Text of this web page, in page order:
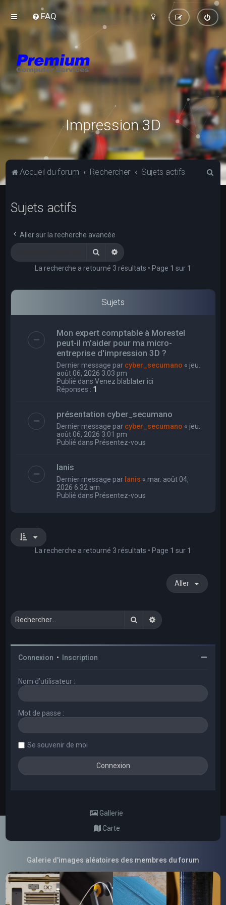
FAQ
Impression 3D
Accueil du forum Rechercher Sujets actifs
Sujets actifs
Aller sur la recherche avancée
RechercherRecherche avancée
La recherche a retourné 3 résultats • Page 1 sur 1
Sujets
Mon expert comptable à Morestel
peut-il m'aider pour ma micro-
entreprise d'impression 3D ?
Dernier message par cyber_secumano « jeu.
août 06, 2026 3:03 pm
Publié dansVenez blablater ici
Réponses : 1
présentation cyber_secumano
Dernier message par cyber_secumano « jeu.
août 06, 2026 3:01 pm
Publié dans Présentez-vous
Ianis
Dernier message par Ianis « mar. août 04,
2026 6:32 am
Publié dans Présentez-vous
La recherche a retourné 3 résultats • Page 1 sur 1
Aller
RechercherRecherche avancée
Connexion • Inscription
Nom d’utilisateur :
Mot de passe :
Se souvenir de moi
Gallerie
Carte
Galerie d'images aléatoires des membres du forum